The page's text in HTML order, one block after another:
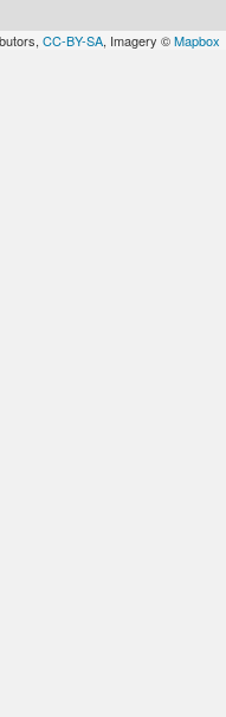
CC-BY-SA, Imagery ©Mapbox